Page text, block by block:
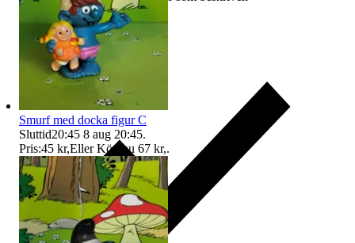
Smurf med docka figur C
Sluttid20:45 8 aug 20:45.
Pris:45 kr,Eller Köp nu 67 kr,.